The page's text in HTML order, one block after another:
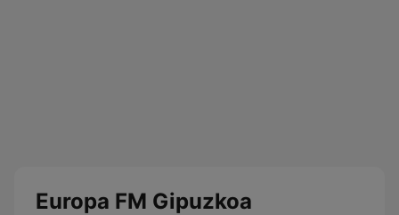
Europa FM Gipuzkoa